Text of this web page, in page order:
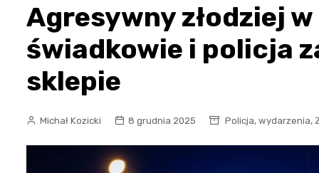
Wszystkie wpisy
we Wrocławiu
Co warto
Wrocławiu?
Agresywny złodziej
świadkowie i policja
sklepie
Michał Kozicki 8 grudnia 2025 Policja, wydarzenia,